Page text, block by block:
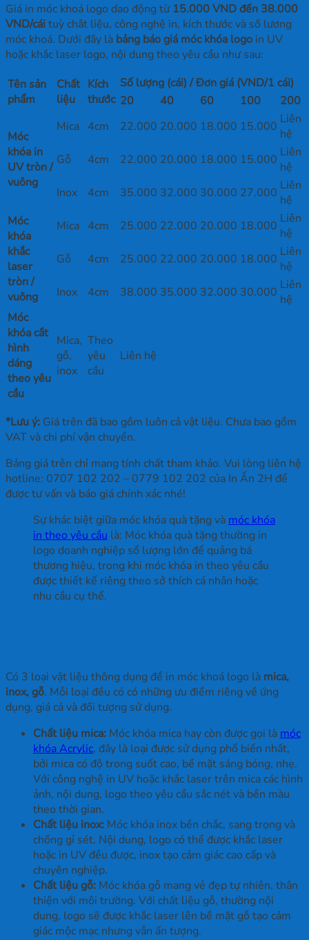
Giá in móc khoá logo dao động từ 15.000 VND đến 38.000
VND/cáituỳ chât liệu, công nghệ in, kích thước và số lương
móc khoá. Dưới đây là bảng báo giá móc khóa logo in UV
hoặc khắc laser logo, nội dung theo yêu cầu như sau:
Tên sản
phẩm
Chất
liệu
Kích
thước
Số lượng (cái) / Đơn giá (VND/1 cái)
20
40 60 100 200
Móc
khóa in
UV tròn /
vuông
Mica 4cm 22.000 20.000 18.000 15.000 Liên
hệ
Gỗ
4cm 22.000 20.000 18.000 15.000 Liên
hệ
Inox
4cm 35.000 32.000 30.000 27.000 Liên
hệ
Móc
khóa
khắc
laser
tròn /
vuông
Mica 4cm 25.000 22.000 20.000 18.000 Liên
hệ
Gỗ
4cm 25.000 22.000 20.000 18.000 Liên
hệ
Inox
4cm 38.000 35.000 32.000 30.000 Liên
hệ
Móc
khóa cắt
hình
dáng
theo yêu
cầu
Mica,
gỗ,
inox
Theo
yêu
cầu
Liên hệ
*Lưu ý: Giá trên đã bao gồm luôn cả vật liệu. Chưa bao gồm
VAT và chi phí vận chuyển.
Bảng giá trên chỉ mang tính chất tham khảo. Vui lòng liên hệ
hotline: 0707 102 202 – 0779 102 202 của In Ấn 2H để
được tư vấn và báo giá chính xác nhé!
Sự khác biệt giữa móc khóa quà tặng và móc khóa
in theo yêu cầu là: Móc khóa quà tặng thường in
logo doanh nghiệp số lượng lớn để quảng bá
thương hiệu, trong khi móc khóa in theo yêu cầu
được thiết kế riêng theo sở thích cá nhân hoặc
nhu cầu cụ thể.
Có 3 loại vật liệu thông dụng để in móc khoá logo là mica,
inox, gỗ. Mỗi loại đều có có những ưu điểm riêng về ứng
dụng, giá cả và đối tượng sử dụng.
Chất liệu mica: Móc khóa mica hay còn được gọi làmóc
khóa Acrylic, đây là loại được sử dụng phổ biến nhất,
bởi mica có độ trong suốt cao, bề mặt sáng bóng, nhẹ.
Với công nghệ in UV hoặc khắc laser trên mica các hình
ảnh, nội dung, logo theo yêu cầu sắc nét và bền màu
theo thời gian.
Chất liệu inox: Móc khóa inox bền chắc, sang trọng và
chống gỉ sét. Nội dung, logo có thể được khắc laser
hoặc in UV đều được, inox tạo cảm giác cao cấp và
chuyên nghiệp.
Chất liệu gỗ: Móc khóa gỗ mang vẻ đẹp tự nhiên, thân
thiện với môi trường. Với chất liệu gỗ, thường nội
dung, logo sẽ được khắc laser lên bề mặt gỗ tạo cảm
giác mộc mạc nhưng vẫn ấn tượng.